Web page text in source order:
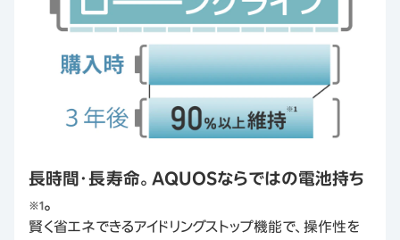
長時間・長寿命。AQUOSならではの電池持ち
※1 。
賢く省エネできるアイドリングストップ機能で、操作性を